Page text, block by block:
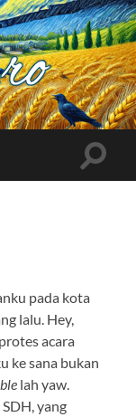
Toggle
pada kota
lalu. Hey,
acara
ke sana bukan
lah yaw.
yang